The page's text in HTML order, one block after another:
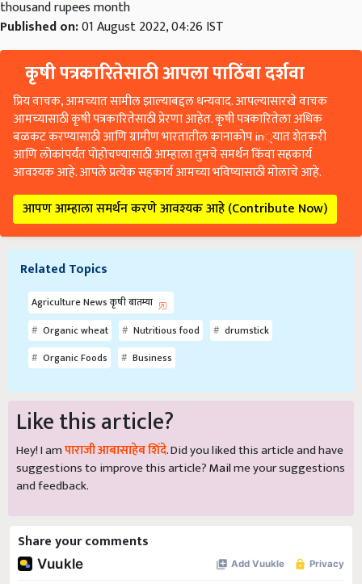
thousand rupees month
Published on:01 August 2022, 04:26 IST
कृषी पत्रकारितेसाठी आपला पाठिंबा दर्शवा
प्रिय वाचक, आमच्यात सामील झाल्याबद्दल धन्यवाद. आपल्यासारखे वाचक
आमच्यासाठी कृषी पत्रकारितेसाठी प्रेरणा आहेत. कृषी पत्रकारितेला अधिक
बळकट करण्यासाठी आणि ग्रामीण भारतातील कानाकोप in्यात शेतकरी
आणि लोकांपर्यंत पोहोचण्यासाठी आम्हाला तुमचे समर्थन किंवा सहकार्य
आवश्यक आहे. आपले प्रत्येक सहकार्य आमच्या भविष्यासाठी मोलाचे आहे.
आपण आम्हाला समर्थन करणे आवश्यक आहे (Contribute Now)
Related Topics
Agriculture News कृषी बातम्या
Organic wheat
Nutritious food
drumstick
Organic Foods
Business
Like this article?
Hey! I amपाराजी आबासाहेब शिंदे. Did you liked this article and have
suggestions to improve this article?Mailme your suggestions
and feedback.
Share your comments